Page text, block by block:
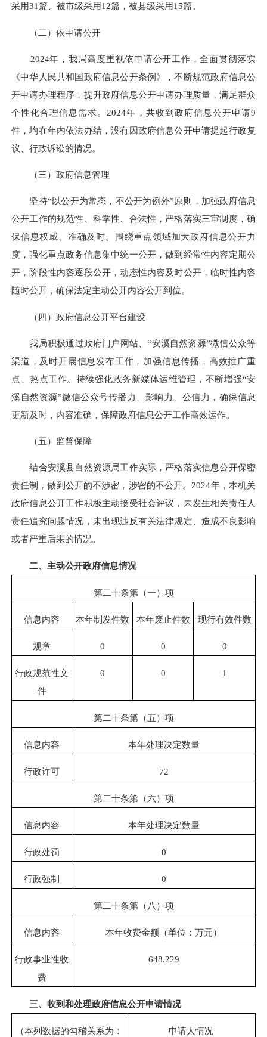
采用31篇、被市级采用12篇，被县级采用15篇。
（二）依申请公开
2024年，我局高度重视依申请公开工作，全面贯彻落实
《中华人民共和国政府信息公开条例》，不断规范政府信息公
开申请办理程序，提升政府信息公开申请办理质量，满足群众
个性化合理信息需求。2024年，共收到政府信息公开申请9
件，均在年内依法办结，没有因政府信息公开申请提起行政复
议、行政诉讼的情况。
（三）政府信息管理
坚持“以公开为常态，不公开为例外”原则，加强政府信息
公开工作的规范性、科学性、合法性，严格落实三审制度，确
保信息权威、准确及时。围绕重点领域加大政府信息公开力
度，强化重点政务信息集中统一公开，做到经常性内容定期公
开，阶段性内容逐段公开，动态性内容及时公开，临时性内容
随时公开，确保法定主动公开内容公开到位。
（四）政府信息公开平台建设
我局积极通过政府门户网站、“安溪自然资源”微信公众等
渠道，及时开展信息发布工作，加强信息传播，高效推广重
点、热点工作。持续强化政务新媒体运维管理，不断增强“安
溪自然资源”微信公众号传播力、影响力、公信力，确保信息
更新及时，内容准确，保障政府信息公开工作高效运作。
（五）监督保障
结合安溪县自然资源局工作实际，严格落实信息公开保密
责任制，做到公开的不涉密，涉密的不公开。2024年，本机关
政府信息公开工作积极主动接受社会评议，未发生相关责任人
责任追究问题情况，未出现违反有关法律规定、造成不良影响
或者严重后果的情况。
二、主动公开政府信息情况
第二十条第（一）项
信息内容 本年制发件数 本年废止件数 现行有效件数
规章 0 0 0
行政规范性文
件
0 0 1
第二十条第（五）项
信息内容 本年处理决定数量
行政许可 72
第二十条第（六）项
信息内容 本年处理决定数量
行政处罚 0
行政强制 0
第二十条第（八）项
信息内容 本年收费金额（单位：万元）
行政事业性收
费
648.229
三、收到和处理政府信息公开申请情况
（本列数据的勾稽关系为： 申请人情况